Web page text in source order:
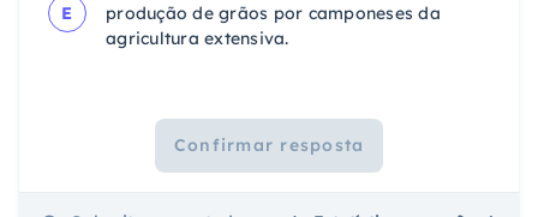
E
produção de grãos por camponeses da
agricultura extensiva.
Confirmar resposta